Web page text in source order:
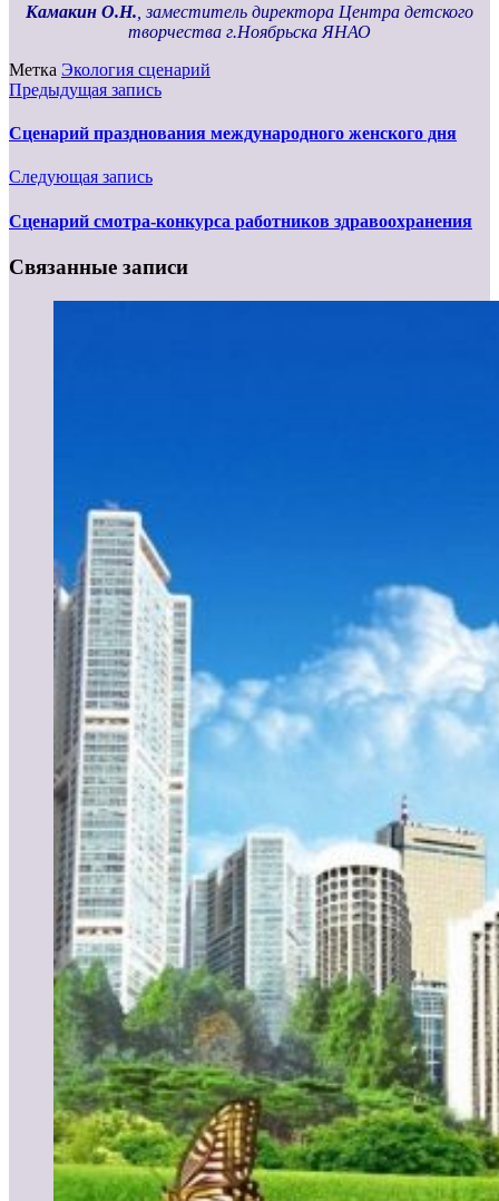
Камакин О.Н. , заместитель директора Центра детского
творчества г.Ноябрьска ЯНАО
Метка Экология сценарий
Предыдущая запись
Сценарий празднования международного женского дня
Следующая запись
Сценарий смотра-конкурса работников здравоохранения
Связанные записи